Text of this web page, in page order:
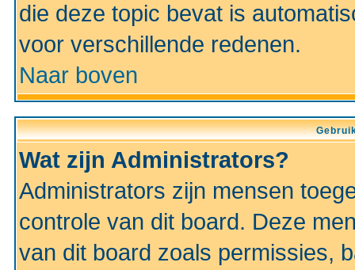
die deze topic bevat is
voor verschillende redenen.
Naar boven
Wat zijn Administrators?
Administrators zijn mensen
controle van dit board. Deze
van dit board zoals permissies,